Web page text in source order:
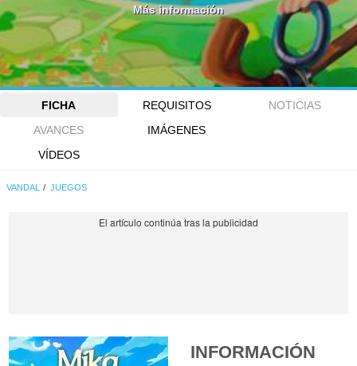
Más información
FICHA REQUISITOS
NOTICIAS
AVANCES
IMÁGENES
VÍDEOS
VANDAL JUEGOS
INFORMACIÓN